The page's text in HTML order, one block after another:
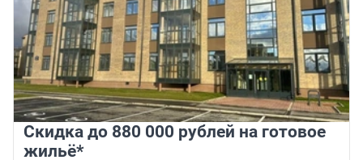
Скидка до 880 000 рублей на готовое
жильё*